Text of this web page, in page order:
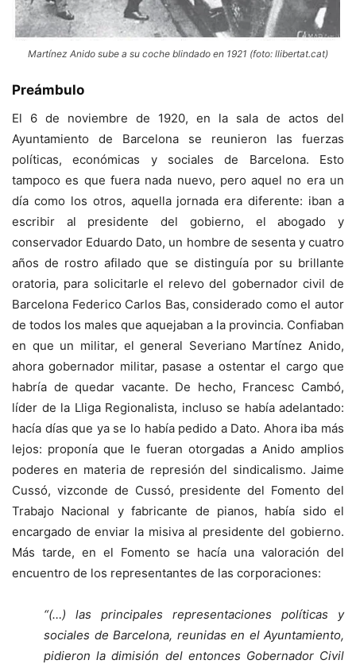
Martínez Anido sube a su coche blindado en 1921 (foto: llibertat.cat)
Preámbulo
El 6 de noviembre de 1920, en la sala de actos del
Ayuntamiento de Barcelona se reunieron las fuerzas
políticas, económicas y sociales de Barcelona. Esto
tampoco es que fuera nada nuevo, pero aquel no era un
día como los otros, aquella jornada era diferente: iban a
escribir al presidente del gobierno, el abogado y
conservador Eduardo Dato, un hombre de sesenta y cuatro
años de rostro afilado que se distinguía por su brillante
oratoria, para solicitarle el relevo del gobernador civil de
Barcelona Federico Carlos Bas, considerado como el autor
de todos los males que aquejaban a la provincia. Confiaban
en que un militar, el general Severiano Martínez Anido,
ahora gobernador militar, pasase a ostentar el cargo que
habría de quedar vacante. De hecho, Francesc Cambó,
líder de la Lliga Regionalista, incluso se había adelantado:
hacía días que ya se lo había pedido a Dato. Ahora iba más
lejos: proponía que le fueran otorgadas a Anido amplios
poderes en materia de represión del sindicalismo. Jaime
Cussó, vizconde de Cussó, presidente del Fomento del
Trabajo Nacional y fabricante de pianos, había sido el
encargado de enviar la misiva al presidente del gobierno.
Más tarde, en el Fomento se hacía una valoración del
encuentro de los representantes de las corporaciones:
“(…) las principales representaciones políticas y
sociales de Barcelona, reunidas en el Ayuntamiento,
pidieron la dimisión del entonces Gobernador Civil